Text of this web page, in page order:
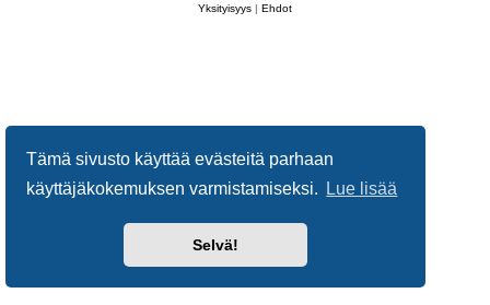
Tämä sivusto käyttää evästeitä parhaan
käyttäjäkokemuksen varmistamiseksi.
Lue lisää
Selvä!
Yksityisyys | Ehdot